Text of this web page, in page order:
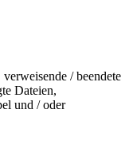
/ beendete
Dateien,
und / oder